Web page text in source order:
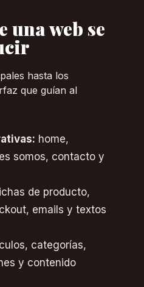
una web se
hasta los
que guían al
home,
somos, contacto y
de producto,
emails y textos
categorías,
y contenido